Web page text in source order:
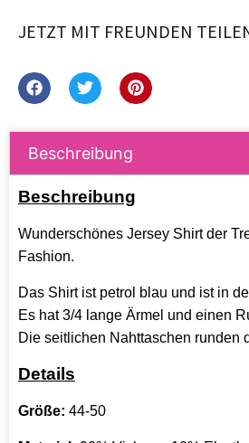
JETZT MIT FREUNDEN
Beschreibung
Beschreibung
Wunderschönes Jersey Shirt der
Fashion.
Das Shirt ist petrol blau und ist in
Es hat 3/4 lange Ärmel und einen
Die seitlichen Nahttaschen runden
Details
Größe: 44-50